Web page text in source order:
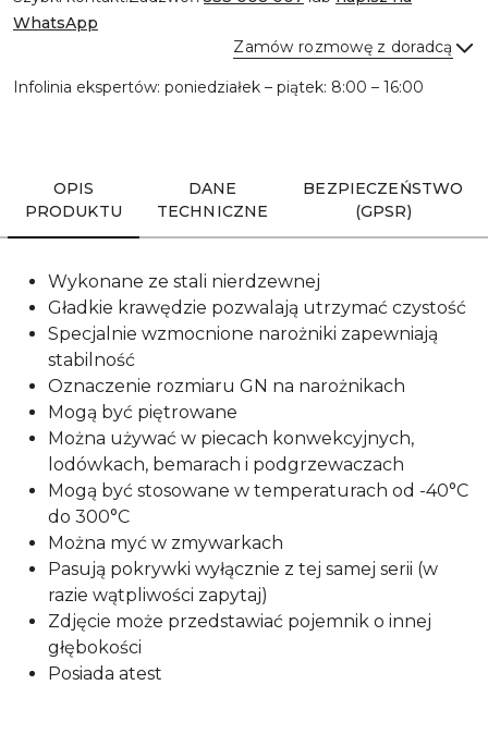
WhatsApp
Zamów rozmowę z doradcą
Infolinia ekspertów: poniedziałek – piątek: 8:00 – 16:00
OPIS
PRODUKTU
DANE
TECHNICZNE
BEZPIECZEŃSTWO
(GPSR)
Wykonane ze stali nierdzewnej
Gładkie krawędzie pozwalają utrzymać czystość
Specjalnie wzmocnione narożniki zapewniają
stabilność
Oznaczenie rozmiaru GN na narożnikach
Mogą być piętrowane
Można używać w piecach konwekcyjnych,
lodówkach, bemarach i podgrzewaczach
Mogą być stosowane w temperaturach od -40°C
do 300°C
Można myć w zmywarkach
Pasują pokrywki wyłącznie z tej samej serii (w
razie wątpliwości zapytaj)
Zdjęcie może przedstawiać pojemnik o innej
głębokości
Posiada atest